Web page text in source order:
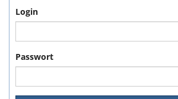
Login
Passwort